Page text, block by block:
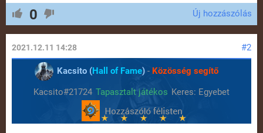
0 Új hozzászólás
#2
2021.12.11 14:28
Kacsito (Hall of Fame) - Közösség segítő
Kacsito#21724 Tapasztalt játékos Keres: Egyebet